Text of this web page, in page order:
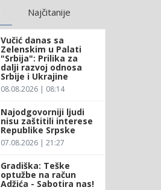
Najčitanije
Vučić danas sa
Zelenskim u Palati
"Srbija": Prilika za
dalji razvoj odnosa
Srbije i Ukrajine
08.08.2026 | 08:14
Najodgovorniji ljudi
nisu zaštitili interese
Republike Srpske
07.08.2026 | 21:27
Gradiška: Teške
optužbe na račun
Adžića - Sabotira nas!